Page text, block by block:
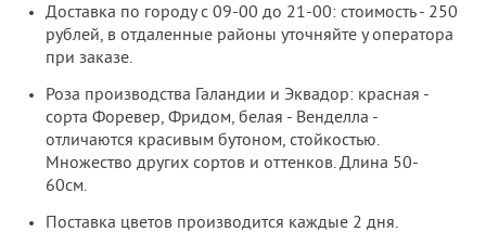
Доставка по городу с 09-00 до 21-00: стоимость - 250
рублей, в отдаленные районы уточняйте у оператора
при заказе.
Роза производства Галандии и Эквадор: красная -
сорта Форевер, Фридом, белая - Венделла -
отличаются красивым бутоном, стойкостью.
Множество других сортов и оттенков. Длина 50-
60см.
Поставка цветов производится каждые 2 дня.